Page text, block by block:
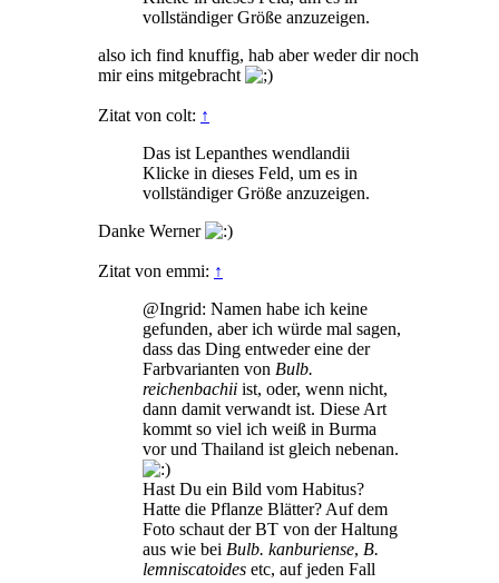
vollständiger Größe anzuzeigen.
also ich find knuffig, hab aber weder dir noch
mir eins mitgebracht
Zitat von colt: ↑
Das ist Lepanthes wendlandii
Klicke in dieses Feld, um es in
vollständiger Größe anzuzeigen.
Danke Werner
Zitat von emmi: ↑
@Ingrid: Namen habe ich keine
gefunden, aber ich würde mal sagen,
dass das Ding entweder eine der
Farbvarianten von Bulb.
reichenbachii ist, oder, wenn nicht,
dann damit verwandt ist. Diese Art
kommt so viel ich weiß in Burma
vor und Thailand ist gleich nebenan.
Hast Du ein Bild vom Habitus?
Hatte die Pflanze Blätter? Auf dem
Foto schaut der BT von der Haltung
aus wie bei Bulb. kanburiense, B.
lemniscatoides etc, auf jeden Fall